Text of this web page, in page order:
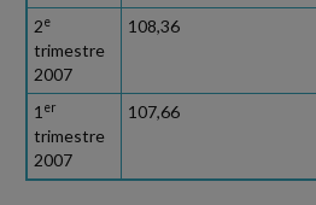
2e
trimestre
2007
108,36
1 er
trimestre
2007
107,66